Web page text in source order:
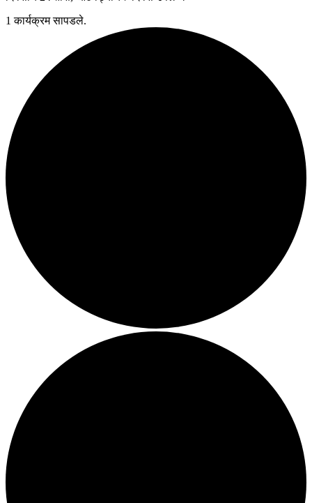
1 कार्यक्रम सापडले.